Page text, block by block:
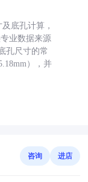
底孔计算，
业数据来源
孔尺寸的常
），并
咨询 进店